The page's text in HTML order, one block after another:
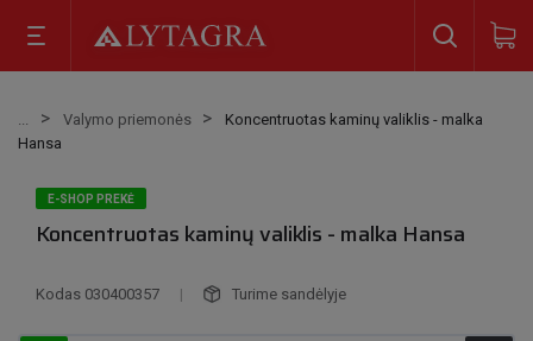
Valymo priemonės
Koncentruotas kaminų valiklis - malka
Hansa
E-SHOP PREKĖ
Koncentruotas kaminų valiklis - malka Hansa
Kodas 030400357 | Turime sandėlyje